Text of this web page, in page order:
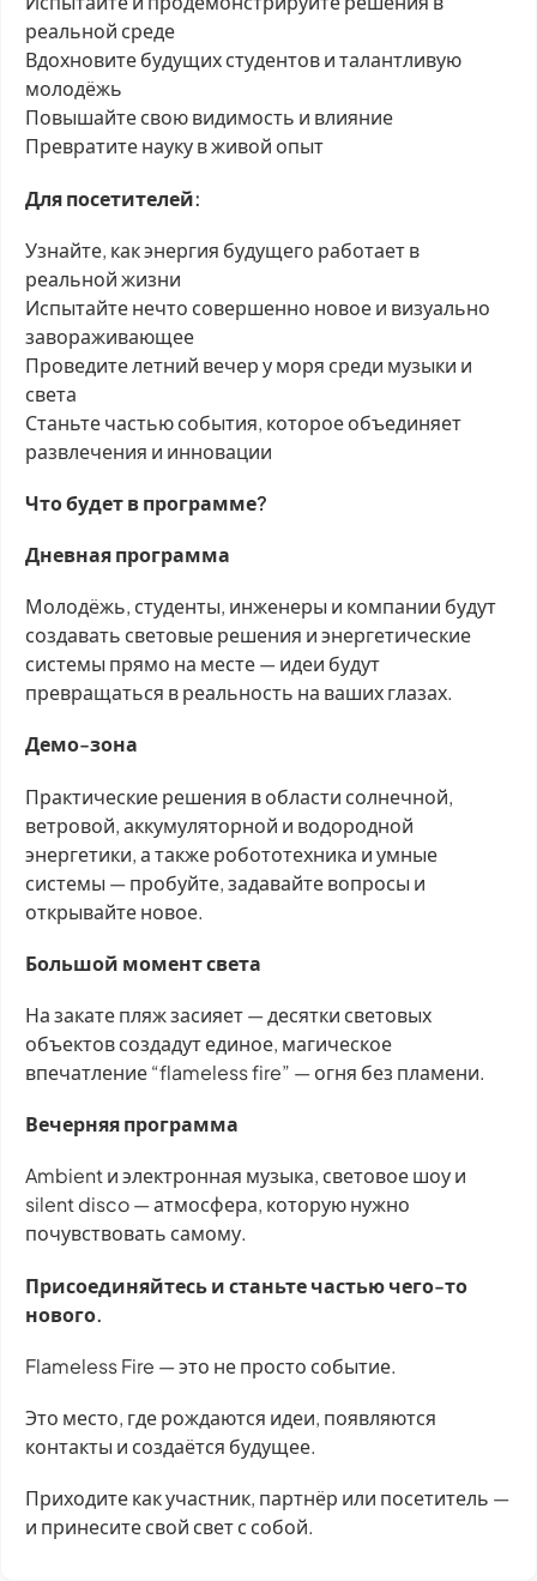
реальной среде
Вдохновите будущих студентов и талантливую
молодёжь
Повышайте свою видимость и влияние
Превратите науку в живой опыт
Для посетителей:
Узнайте, как энергия будущего работает в
реальной жизни
Испытайте нечто совершенно новое и визуально
завораживающее
Проведите летний вечер у моря среди музыки и
света
Станьте частью события, которое объединяет
развлечения и инновации
Что будет в программе?
Дневная программа
Молодёжь, студенты, инженеры и компании будут
создавать световые решения и энергетические
системы прямо на месте — идеи будут
превращаться в реальность на ваших глазах.
Демо-зона
Практические решения в области солнечной,
ветровой, аккумуляторной и водородной
энергетики, а также робототехника и умные
системы — пробуйте, задавайте вопросы и
открывайте новое.
Большой момент света
На закате пляж засияет — десятки световых
объектов создадут единое, магическое
впечатление “flameless fire” — огня без пламени.
Вечерняя программа
Ambient и электронная музыка, световое шоу и
silent disco — атмосфера, которую нужно
почувствовать самому.
Присоединяйтесь и станьте частью чего-то
нового.
Flameless Fire — это не просто событие.
Это место, где рождаются идеи, появляются
контакты и создаётся будущее.
Приходите как участник, партнёр или посетитель —
и принесите свой свет с собой.